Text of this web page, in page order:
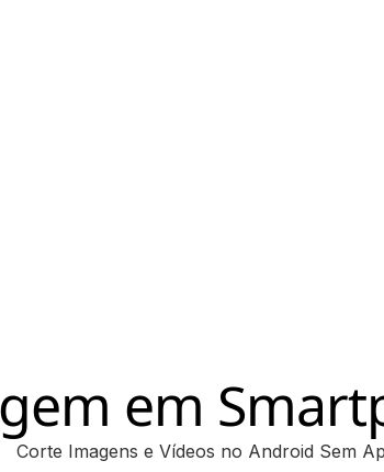
em
Corte Imagens e Vídeos no Android Sem